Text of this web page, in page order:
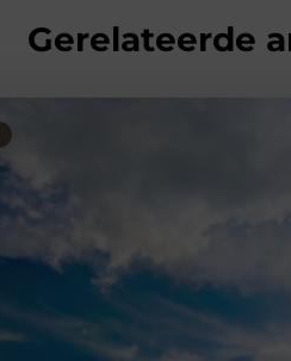
Gerelateerde